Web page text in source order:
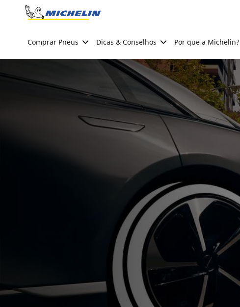
Go to page content
Comprar Pneus Dicas & Conselhos Por que a Michelin?